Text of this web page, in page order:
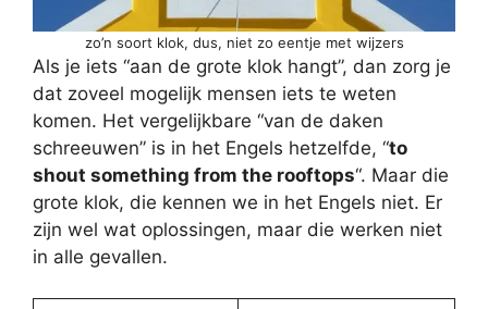
zo’n soort klok, dus, niet zo eentje met wijzers
Als je iets “aan de grote klok hangt”, dan zorg je
dat zoveel mogelijk mensen iets te weten
komen. Het vergelijkbare “van de daken
schreeuwen” is in het Engels hetzelfde, “to
shout something from the rooftops“. Maar die
grote klok, die kennen we in het Engels niet. Er
zijn wel wat oplossingen, maar die werken niet
in alle gevallen.